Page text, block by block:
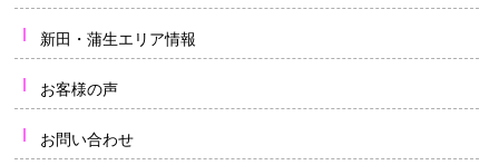
新田・蒲生エリア情報
お客様の声
お問い合わせ